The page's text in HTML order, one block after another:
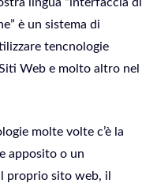
è un sistema di
tencnologie
Web e molto altro nel
molte volte c’è la
apposito o un
proprio sito web, il